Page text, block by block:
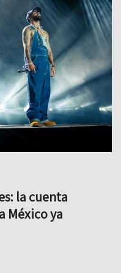
la cuenta
México ya